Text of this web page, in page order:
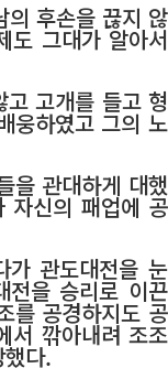
후손을 끊지 않
도 그대가 알아서
고개를 들고 형
웅하였고 그의 노
을 관대하게 대했
자신의 패업에 공
가 관도대전을 눈
전을 승리로 이끈
를 공경하지도 공
서 깎아내려 조조
다.